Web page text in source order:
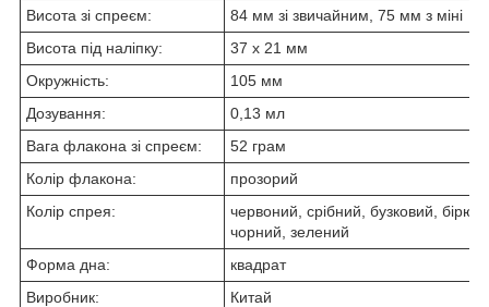
Висота зі спреєм:
84 мм зі звичайним, 75 мм з міні
Висота під наліпку:
37 х 21 мм
Окружність:
105 мм
Дозування:
0,13 мл
Вага флакона зі спреєм:
52 грам
Колір флакона:
прозорий
Колір спрея:
червоний, срібний, бузковий,
чорний, зелений
Форма дна:
квадрат
Виробник:
Китай